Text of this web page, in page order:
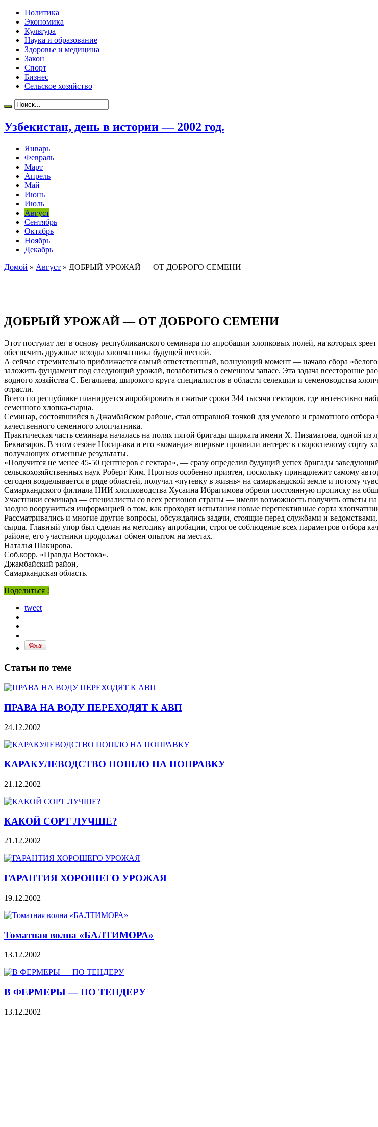
Политика
Экономика
Культура
Наука и образование
Здоровье и медицина
Закон
Спорт
Бизнес
Сельское хозяйство
Узбекистан, день в истории — 2002 год.
Январь
Февраль
Март
Апрель
Май
Июнь
Июль
Август
Сентябрь
Октябрь
Ноябрь
Декабрь
Домой » Август » ДОБРЫЙ УРОЖАЙ — ОТ ДОБРОГО СЕМЕНИ
ДОБРЫЙ УРОЖАЙ — ОТ ДОБРОГО СЕМЕНИ
Этот постулат лег в основу республиканского семинара по апробации хлопковых полей, на которых
обеспечить дружные всходы хлопчатника будущей весной.
А сейчас стремительно приближается самый ответственный, волнующий момент — начало сбора
заложить фундамент под следующий урожай, позаботиться о семенном запасе. Эта задача всесторонне
водного хозяйства С. Бегалиева, широкого круга специалистов в области селекции и семеноводства
отрасли.
Всего по республике планируется апробировать в сжатые сроки 344 тысячи гектаров, где интенсивно
семенного хлопка-сырца.
Семинар, состоявшийся в Джамбайском районе, стал отправной точкой для умелого и грамотного
качественного семенного хлопчатника.
Практическая часть семинара началась на полях пятой бригады ширката имени Х. Низаматова, одной
Бекназаров. В этом сезоне Носир-ака и его «команда» впервые проявили интерес к скороспелому
получающих отменные результаты.
«Получится не менее 45-50 центнеров с гектара», — сразу определил будущий успех бригады
сельскохозяйственных наук Роберт Ким. Прогноз особенно приятен, поскольку принадлежит самому
сегодня возделывается в ряде областей, получал «путевку в жизнь» на самаркандской земле и потому
Самаркандского филиала НИИ хлопководства Хусаина Ибрагимова обрели постоянную прописку на
Участники семинара — специалисты со всех регионов страны — имели возможность получить ответы
заодно вооружиться информацией о том, как проходят испытания новые перспективные сорта
Рассматривались и многие другие вопросы, обсуждались задачи, стоящие перед службами и
сырца. Главный упор был сделан на методику апробации, строгое соблюдение всех параметров отбора
районе, его участники продолжат обмен опытом на местах.
Наталья Шакирова.
Соб.корр. «Правды Востока».
Джамбайский район,
Самаркандская область.
Поделиться !
tweet
Статьи по теме
ПРАВА НА ВОДУ ПЕРЕХОДЯТ К АВП
24.12.2002
КАРАКУЛЕВОДСТВО ПОШЛО НА ПОПРАВКУ
21.12.2002
КАКОЙ СОРТ ЛУЧШЕ?
21.12.2002
ГАРАНТИЯ ХОРОШЕГО УРОЖАЯ
19.12.2002
Томатная волна «БАЛТИМОРА»
13.12.2002
В ФЕРМЕРЫ — ПО ТЕНДЕРУ
13.12.2002